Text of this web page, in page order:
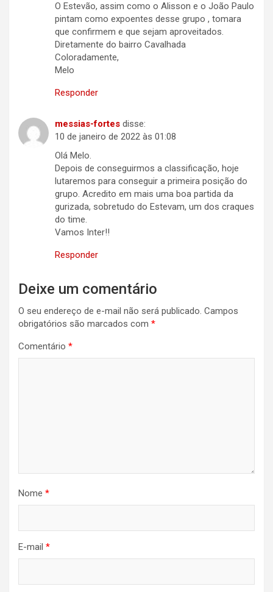
O Estevão, assim como o Alisson e o João Paulo
pintam como expoentes desse grupo , tomara
que confirmem e que sejam aproveitados.
Diretamente do bairro Cavalhada
Coloradamente,
Melo
Responder
messias-fortes disse:
10 de janeiro de 2022 às 01:08
Olá Melo.
Depois de conseguirmos a classificação, hoje
lutaremos para conseguir a primeira posição do
grupo. Acredito em mais uma boa partida da
gurizada, sobretudo do Estevam, um dos craques
do time.
Vamos Inter!!
Responder
Deixe um comentário
O seu endereço de e-mail não será publicado. Campos
obrigatórios são marcados com *
Comentário *
Nome *
E-mail *